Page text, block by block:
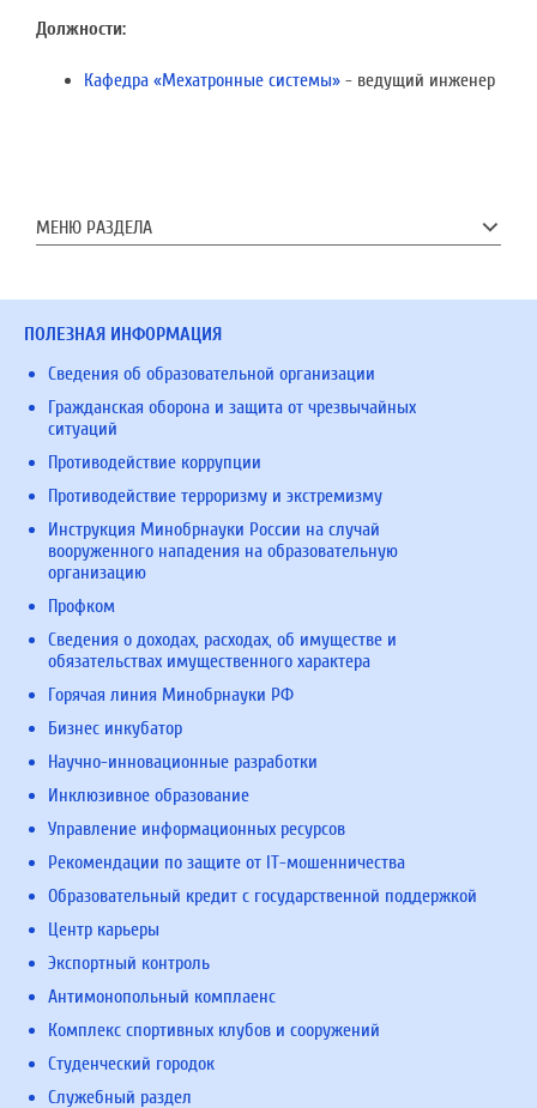
Должности:
Кафедра «Мехатронные системы» - ведущий инженер
МЕНЮ РАЗДЕЛА
ПОЛЕЗНАЯ ИНФОРМАЦИЯ
Сведения об образовательной организации
Гражданская оборона и защита от чрезвычайных
ситуаций
Противодействие коррупции
Противодействие терроризму и экстремизму
Инструкция Минобрнауки России на случай
вооруженного нападения на образовательную
организацию
Профком
Сведения о доходах, расходах, об имуществе и
обязательствах имущественного характера
Горячая линия Минобрнауки РФ
Бизнес инкубатор
Научно-инновационные разработки
Инклюзивное образование
Управление информационных ресурсов
Рекомендации по защите от IT-мошенничества
Образовательный кредит с государственной поддержкой
Центр карьеры
Экспортный контроль
Антимонопольный комплаенс
Комплекс спортивных клубов и сооружений
Студенческий городок
Служебный раздел